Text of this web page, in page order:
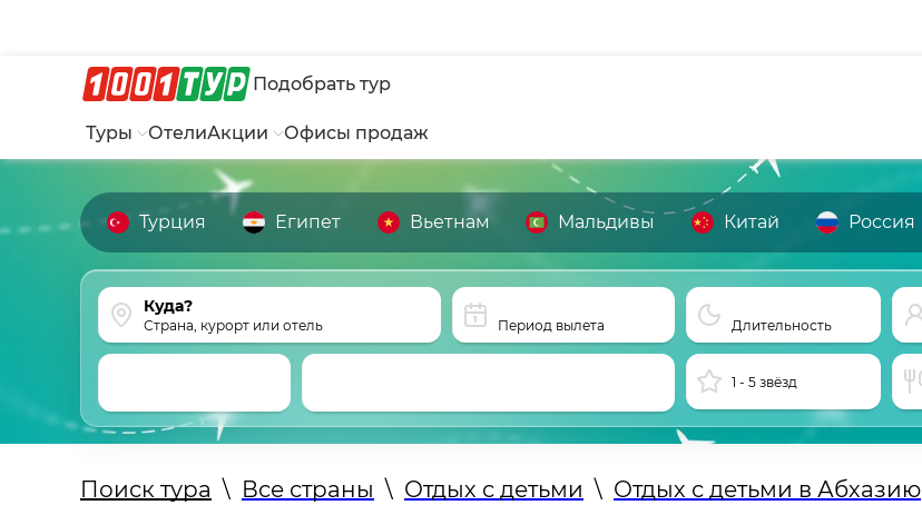
Подобрать тур
Туры ОтелиАкции Офисы продаж
Турция Египет Вьетнам Мальдивы Китай Россия
Страна, курорт или отель Период вылета Длительность
1 - 5 звёзд
Поиск тура \ Все страны \ Отдых с детьми \ Отдых с детьми в Абхазию